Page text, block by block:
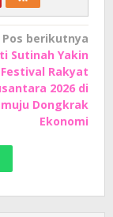
Pos berikutnya
Sutinah Yakin
Festival Rakyat
2026 di
Dongkrak
Ekonomi